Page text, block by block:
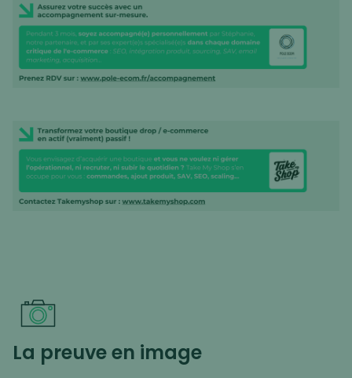
La preuve en image